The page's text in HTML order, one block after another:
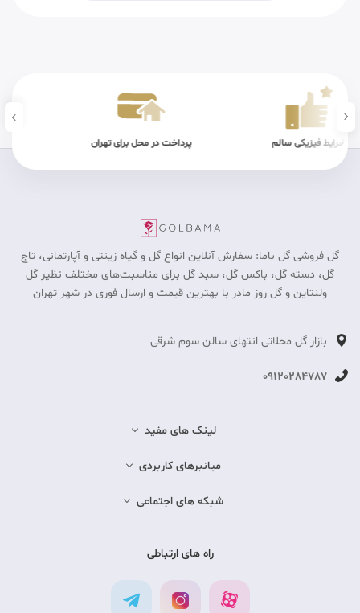
سالم پرداخت در محل برای تهران
گل فروشی گل باما: سفارش آنلاین انواع گل و گیاه زینتی و آپارتمانی، تاج
گل، دسته گل، باکس گل، سبد گل برای مناسبت‎‌های مختلف نظیر گل
ولنتاین و گل روز مادر با بهترین قیمت و ارسال فوری در شهر تهران
بازار گل محلاتی انتهای سالن سوم شرقی
09120284787
لینک های مفید
میانبرهای کاربردی
شبکه های اجتماعی
راه های ارتباطی